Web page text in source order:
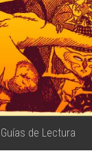
Guías de Lectura